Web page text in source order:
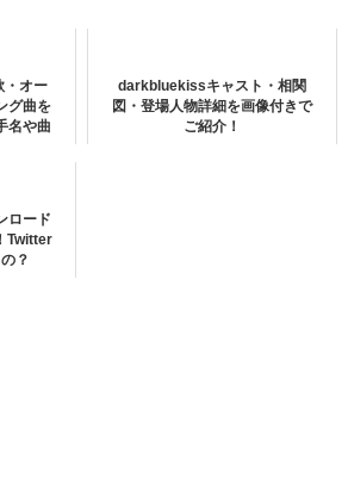
画像を公開
す。
オカンチャナー のインスタのアカウ
・オー
グ曲を
名や曲
darkbluekissキャスト・相関
図・登場人物詳細を画像付きで
ご紹介！
ロード
Twitter
？